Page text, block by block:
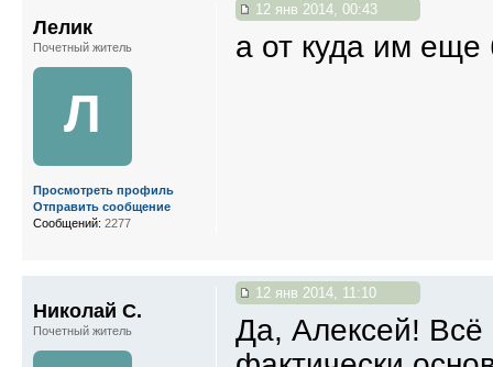
12 янв 2014, 00:43
а от куда им
Лелик
Почетный житель
Л
Просмотреть профиль
Отправить сообщение
Сообщений: 2277
12 янв 2014, 11:10
Да, Алексей! Всё
Николай С.
Почетный житель